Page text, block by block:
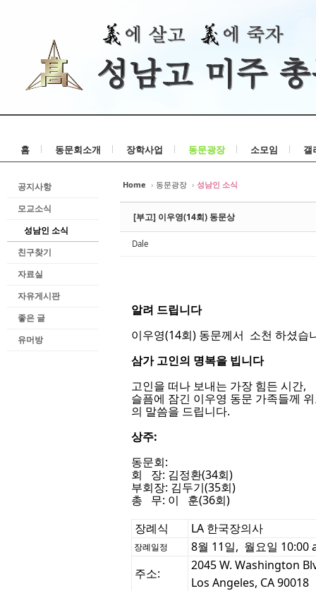
홈 동문회소개 장학사업 동문광장 소모임 갤
공지사항
모교소식
성남인 소식
친구찾기
자료실
자유게시판
좋은 글
유머방
Home › 동문광장 › 성남인 소식
[부고] 이우영(14회) 동문상
Dale
알려 드립니다
이우영(14회) 동문께서 소천 하셨습
삼가 고인의 명복을 빕니다
고인을 떠나 보내는 가장 힘든 시간,
슬픔에 잠긴 이우영 동문 가족들께
의 말씀을 드립니다.
상주:
동문회:
회 장: 김정환(34회)
부회장: 김두기(35회)
총 무: 이 훈(36회)
장례식
LA 한국장의사
장례일정
8월 11일, 월요일 10:00
주소:
2045 W. Washington
Los Angeles, CA 90018